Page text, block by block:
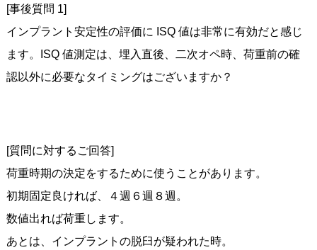
[事後質問 1]
インプラント安定性の評価に ISQ 値は非常に有効だと感じ
ます。ISQ 値測定は、埋入直後、二次オペ時、荷重前の確
認以外に必要なタイミングはございますか？
[質問に対するご回答]
荷重時期の決定をするために使うことがあります。
初期固定良ければ、４週６週８週。
数値出れば荷重します。
あとは、インプラントの脱臼が疑われた時。